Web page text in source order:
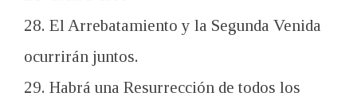
28. El Arrebatamiento y la Segunda Venida
ocurrirán juntos.
29. Habrá una Resurrección de todos los